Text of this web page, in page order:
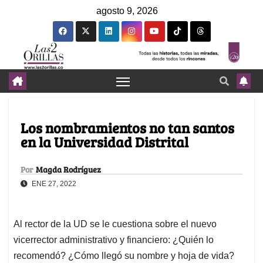
agosto 9, 2026
Los nombramientos no tan santos
en la Universidad Distrital
Por Magda Rodríguez
ENE 27, 2022
Al rector de la UD se le cuestiona sobre el nuevo
vicerrector administrativo y financiero: ¿Quién lo
recomendó? ¿Cómo llegó su nombre y hoja de vida?